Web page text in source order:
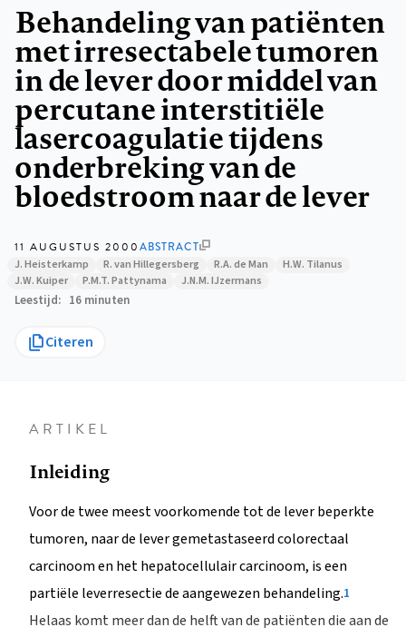
Behandeling van patiënten
met irresectabele tumoren
in de lever door middel van
percutane interstitiële
lasercoagulatie tijdens
onderbreking van de
bloedstroom naar de lever
11 AUGUSTUS 2000ABSTRACT
J. Heisterkamp R. van Hillegersberg R.A. de Man
H.W. Tilanus
J.W. Kuiper
P.M.T. Pattynama J.N.M. IJzermans
Leestijd 16 minuten
Citeren
ARTIKEL
Inleiding
Voor de twee meest voorkomende tot de lever beperkte
tumoren, naar de lever gemetastaseerd colorectaal
carcinoom en het hepatocellulair carcinoom, is een
partiële leverresectie de aangewezen behandeling.1
Helaas komt meer dan de helft van de patiënten die aan de